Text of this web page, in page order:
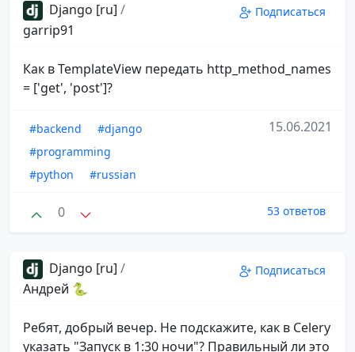
Django [ru] /
garrip91
Подписаться
Как в TemplateView передать http_method_names
= ['get', 'post']?
#backend
#django
#programming
#python
#russian
15.06.2021
0 53 ответов
Django [ru] /
Андрей 🐍
Подписаться
Ребят, добрый вечер. Не подскажите, как в Celery
указать "Запуск в 1:30 ночи"? Правильный ли это